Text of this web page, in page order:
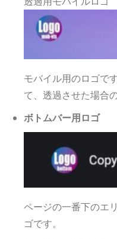
モバイル用のロゴで
て、透過させた場合
ボトムバー用ロゴ
ページの一番下のエ
ゴです。